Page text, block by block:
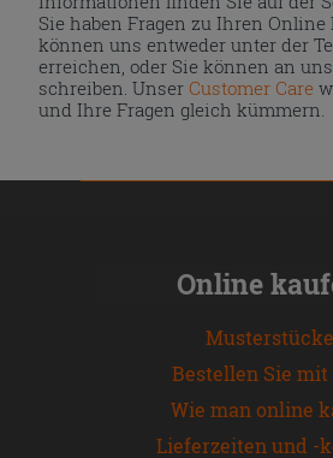
Sie haben Fragen zu Ihren Online
können uns entweder unter der
erreichen, oder Sie können an
schreiben. UnserCustomer Care
und Ihre Fragen gleich kümmern.
Online
Musterstücke
Bestellen Sie mit
Wie man online
Lieferzeiten und -